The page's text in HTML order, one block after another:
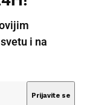
i na